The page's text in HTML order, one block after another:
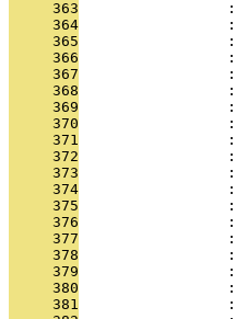
     363
                 :
     364
                 :
     365
                 :
     366
                 :
     367
                 :
     368
                 :
     369
                 :
     370
                 :
     371
                 :
     372
                 :
     373
                 :
     374
                 :
     375
                 :
     376
                 :
     377
                 :
     378
                 :
     379
                 :
     380
                 :
     381
                 :